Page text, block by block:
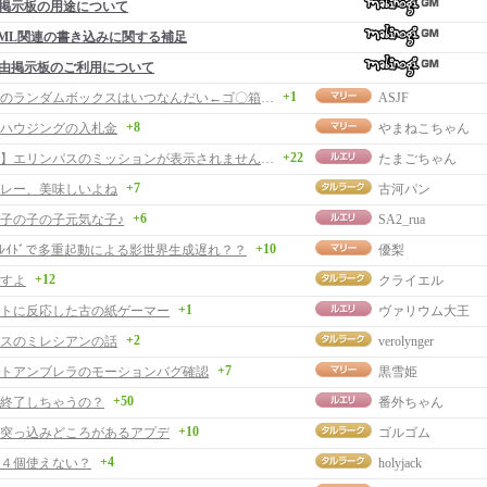
示板の用途について
関連の書き込みに関する補足
掲示板のご利用について
で、つぎのランダムボックスはいつなんだい←ゴ〇箱でしたっと。
+1
ASJF
ウジングの入札金
+8
やまねこちゃん
【解決？】エリンパスのミッションが表示されませんでした
+22
たまごちゃん
ー、美味しいよね +7
古河パン
の子の子元気な子♪
+6
SA2_rua
ｲﾄﾞで多重起動による影世界生成遅れ？？
+10
優梨
よ
+12
クライエル
に反応した古の紙ゲーマー
+1
ヴァリウム大王
のミレシアンの話 +2
verolynger
アンブレラのモーションバグ確認 +7
黒雪姫
了しちゃうの？
+50
番外ちゃん
っ込みどころがあるアプデ +10
ゴルゴム
個使えない？
+4
holyjack